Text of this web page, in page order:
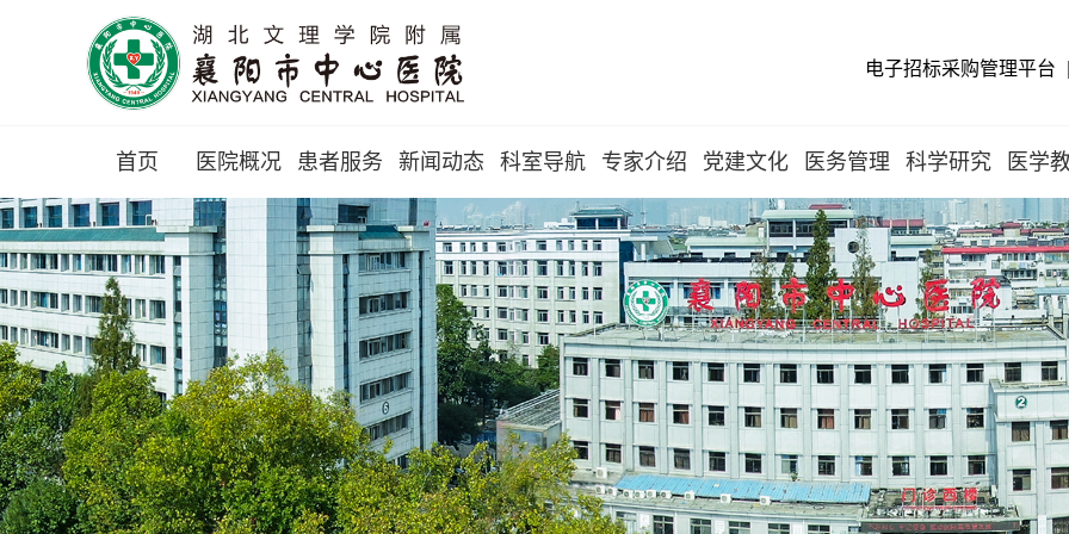
电子招标采购管理平台
首页 医院概况 患者服务 新闻动态 科室导航 专家介绍 党建文化 医务管理 科学研究 医学